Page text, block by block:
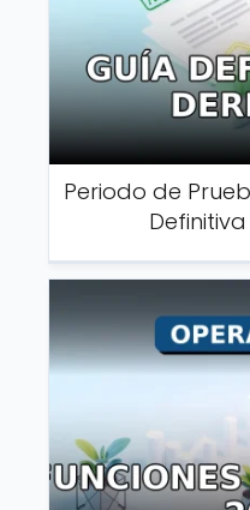
Periodo de